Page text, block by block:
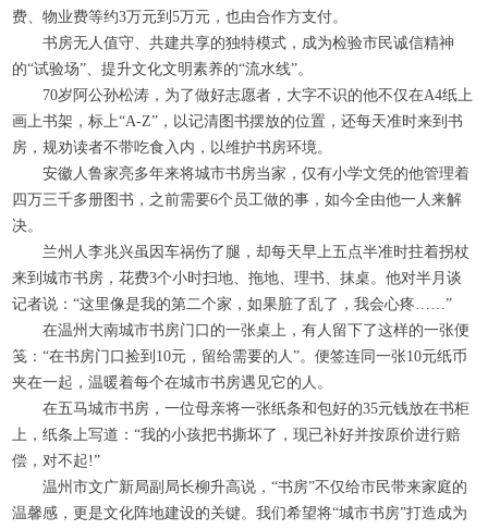
费、物业费等约3万元到5万元，也由合作方支付。
书房无人值守、共建共享的独特模式，成为检验市民诚信精神
的“试验场”、提升文化文明素养的“流水线”。
70岁阿公孙松涛，为了做好志愿者，大字不识的他不仅在A4纸上
画上书架，标上“A-Z”，以记清图书摆放的位置，还每天准时来到书
房，规劝读者不带吃食入内，以维护书房环境。
安徽人鲁家亮多年来将城市书房当家，仅有小学文凭的他管理着
四万三千多册图书，之前需要6个员工做的事，如今全由他一人来解
决。
兰州人李兆兴虽因车祸伤了腿，却每天早上五点半准时拄着拐杖
来到城市书房，花费3个小时扫地、拖地、理书、抹桌。他对半月谈
记者说：“这里像是我的第二个家，如果脏了乱了，我会心疼……”
在温州大南城市书房门口的一张桌上，有人留下了这样的一张便
笺：“在书房门口捡到 10元，留给需要的人”。便签连同一张10元纸币
夹在一起，温暖着每个在城市书房遇见它的人。
在五马城市书房，一位母亲将一张纸条和包好的35元钱放在书柜
上，纸条上写道：“我的小孩把书撕坏了，现已补好并按原价进行赔
偿，对不起!”
温州市文广新局副局长柳升高说，“书房”不仅给市民带来家庭的
温馨感，更是文化阵地建设的关键。我们希望将“城市书房”打造成为